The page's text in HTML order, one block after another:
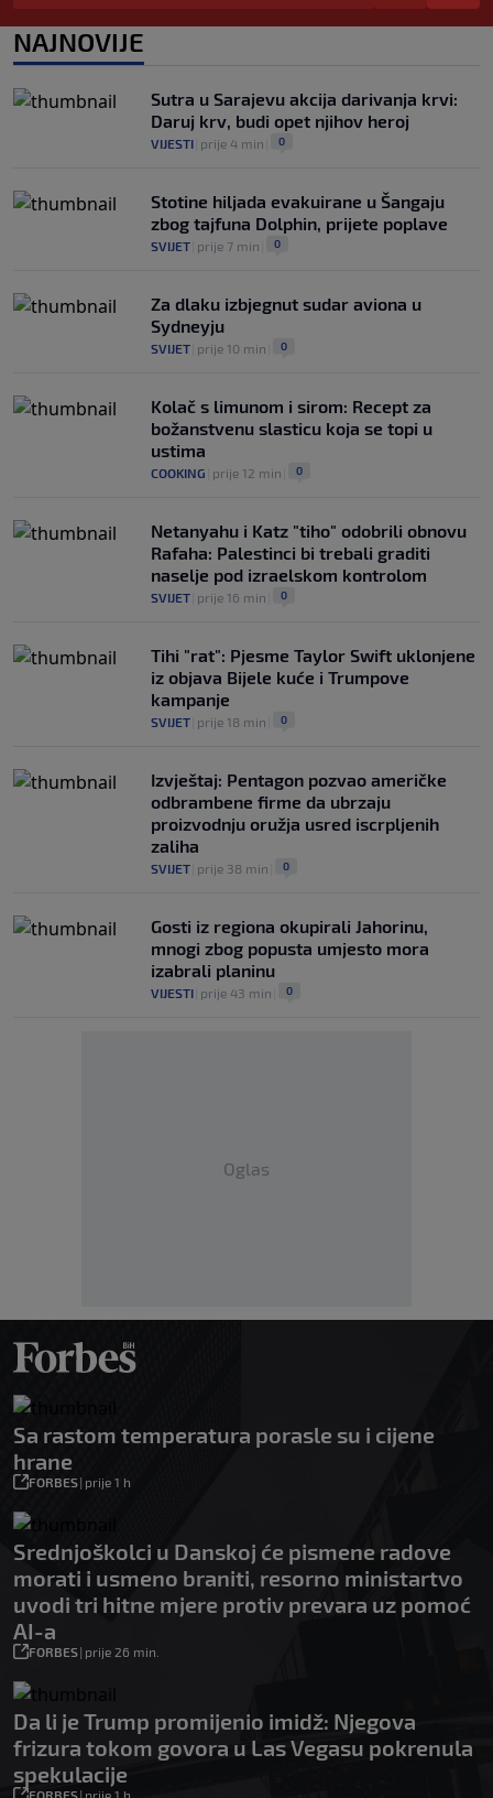
NAJNOVIJE
Sutra u Sarajevu akcija darivanja krvi:
Daruj krv, budi opet njihov heroj
VIJESTI prije 4 min 0
Stotine hiljada evakuirane u Šangaju
zbog tajfuna Dolphin, prijete poplave
SVIJET prije 7 min 0
Za dlaku izbjegnut sudar aviona u
Sydneyju
SVIJET prije 10 min 0
Kolač s limunom i sirom: Recept za
božanstvenu slasticu koja se topi u
ustima
COOKING prije 12 min 0
Netanyahu i Katz "tiho" odobrili obnovu
Rafaha: Palestinci bi trebali graditi
naselje pod izraelskom kontrolom
SVIJET prije 16 min 0
Tihi "rat": Pjesme Taylor Swift uklonjene
iz objava Bijele kuće i Trumpove
kampanje
SVIJET prije 18 min 0
Izvještaj: Pentagon pozvao američke
odbrambene firme da ubrzaju
proizvodnju oružja usred iscrpljenih
zaliha
SVIJET prije 38 min 0
Gosti iz regiona okupirali Jahorinu,
mnogi zbog popusta umjesto mora
izabrali planinu
VIJESTI prije 43 min 0
Oglas
Sa rastom temperatura porasle su i cijene
hrane
FORBES| prije 1 h
Srednjoškolci u Danskoj će pismene radove
morati i usmeno braniti, resorno ministartvo
uvodi tri hitne mjere protiv prevara uz pomoć
AI-a
FORBES| prije 26 min.
Da li je Trump promijenio imidž: Njegova
frizura tokom govora u Las Vegasu pokrenula
spekulacije